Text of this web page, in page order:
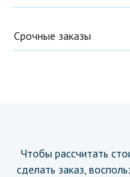
Срочные заказы
Чтобы рассчитать
сделать заказ,